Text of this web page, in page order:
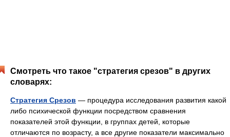
Смотреть что такое "стратегия срезов" в других
словарях:
Стратегия Срезов — процедура исследования развития какой
либо психической функции посредством сравнения
показателей этой функции, в группах детей, которые
отличаются по возрасту, а все другие показатели максимально